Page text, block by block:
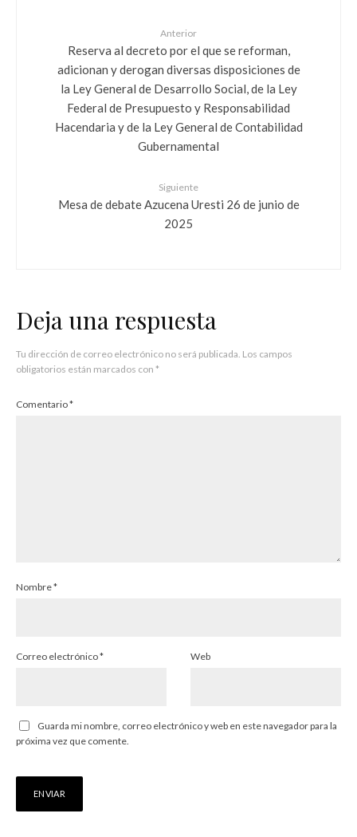
Anterior
Reserva al decreto por el que se reforman,
adicionan y derogan diversas disposiciones de
la Ley General de Desarrollo Social, de la Ley
Federal de Presupuesto y Responsabilidad
Hacendaria y de la Ley General de Contabilidad
Gubernamental
Siguiente
Mesa de debate Azucena Uresti 26 de junio de
2025
Deja una respuesta
Tu dirección de correo electrónico no será publicada. Los campos
obligatorios están marcados con *
Comentario*
Nombre*
Correo electrónico* Web
Guarda mi nombre, correo electrónico y web en este navegador para la
próxima vez que comente.